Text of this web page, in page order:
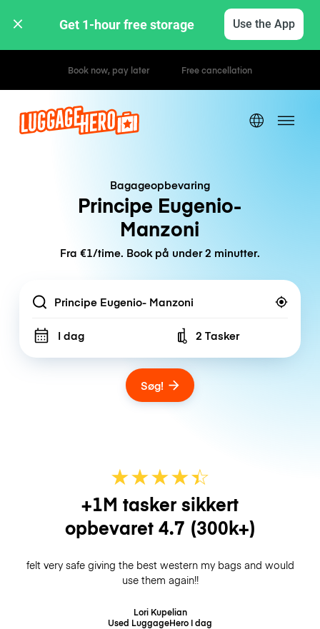
Get 1-hour free storage Use the App
Hourly / Daily Rates
Bagageopbevaring
Principe Eugenio-
Manzoni
Fra €1/time. Book på under 2 minutter.
Location
I dag Number of bags
2 Tasker
Søg!
★★★★☆
★
+1M tasker sikkert
opbevaret 4.7 (300k+)
felt very safe giving the best western my bags and would
use them again!!
Lori Kupelian
Used LuggageHero I dag